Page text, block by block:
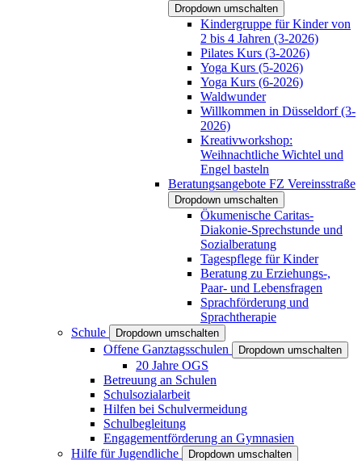
Dropdown umschalten
Kindergruppe für Kinder von
2 bis 4 Jahren (3-2026)
Pilates Kurs (3-2026)
Yoga Kurs (5-2026)
Yoga Kurs (6-2026)
Waldwunder
Willkommen in Düsseldorf (3-
2026)
Kreativworkshop:
Weihnachtliche Wichtel und
Engel basteln
Beratungsangebote FZ Vereinsstraße
Dropdown umschalten
Ökumenische Caritas-
Diakonie-Sprechstunde und
Sozialberatung
Tagespflege für Kinder
Beratung zu Erziehungs-,
Paar- und Lebensfragen
Sprachförderung und
Sprachtherapie
Schule
Dropdown umschalten
Offene Ganztagsschulen Dropdown umschalten
20 Jahre OGS
Betreuung an Schulen
Schulsozialarbeit
Hilfen bei Schulvermeidung
Schulbegleitung
Engagementförderung an Gymnasien
Hilfe für Jugendliche
Dropdown umschalten